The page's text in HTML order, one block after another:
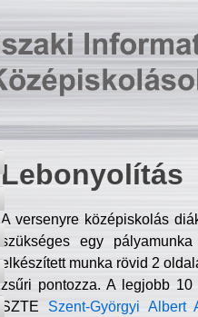
Lebonyolítás
A versenyre középiskolás
szükséges egy
elkészített munka rövid 2
zsűri pontozza. A legjobb
SZTE Szent-Györgyi Albert